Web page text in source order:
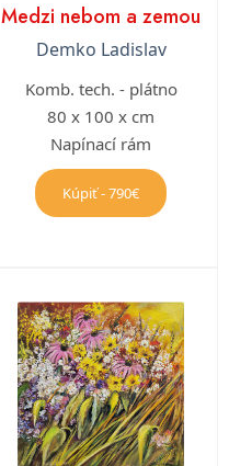
Medzi nebom a zemou
Demko Ladislav
Komb. tech. - plátno
80 x 100 x cm
Napínací rám
Kúpiť - 790€